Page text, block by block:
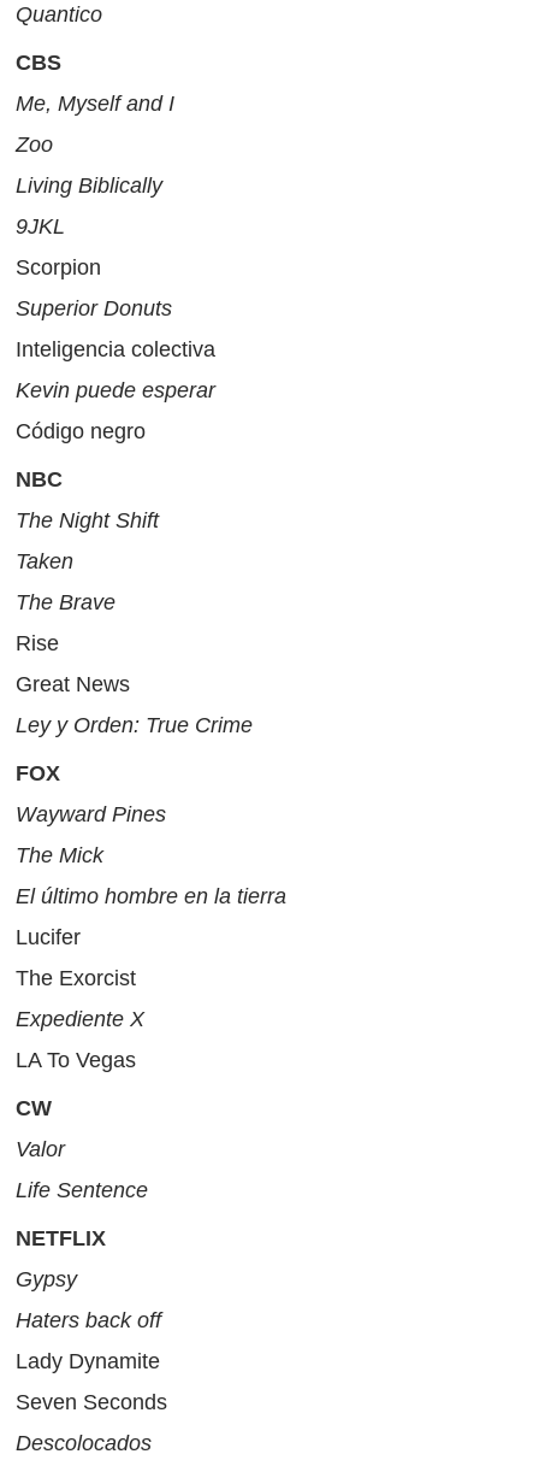
Quantico
CBS
Me, Myself and I
Zoo
Living Biblically
9JKL
Scorpion
Superior Donuts
Inteligencia colectiva
Kevin puede esperar
Código negro
NBC
The Night Shift
Taken
The Brave
Rise
Great News
Ley y Orden: True Crime
FOX
Wayward Pines
The Mick
El último hombre en la tierra
Lucifer
The Exorcist
Expediente X
LA To Vegas
CW
Valor
Life Sentence
NETFLIX
Gypsy
Haters back off
Lady Dynamite
Seven Seconds
Descolocados